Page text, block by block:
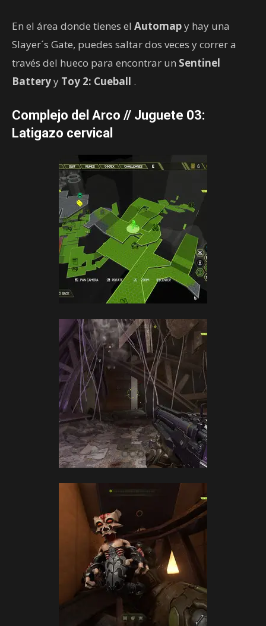
En el área donde tienes el Automapy hay una
Slayer´s Gate, puedes saltar dos veces y correr a
través del hueco para encontrar un Sentinel
Batteryy Toy 2: Cueball .
Complejo del Arco // Juguete 03:
Latigazo cervical